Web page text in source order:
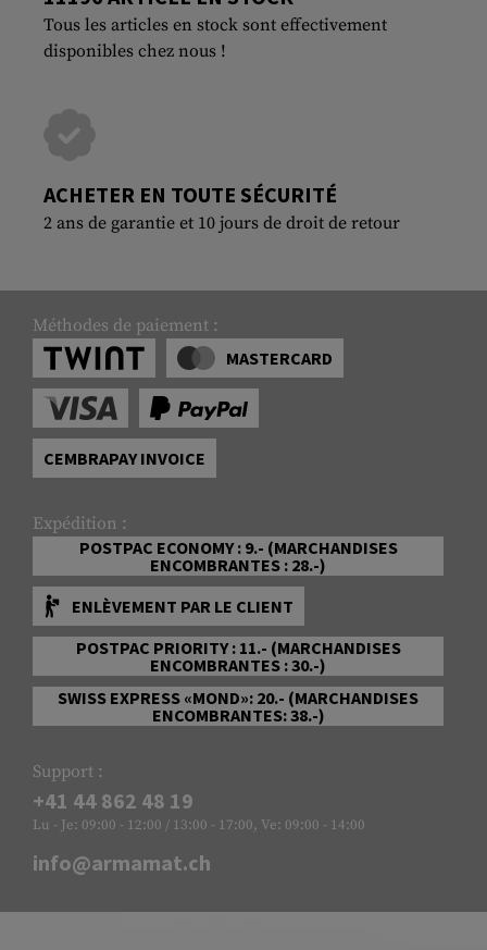
Tous les articles en stock sont effectivement
disponibles chez nous !
ACHETER EN TOUTE SÉCURITÉ
2 ans de garantie et 10 jours de droit de retour
Méthodes de paiement :
MASTERCARD
CEMBRAPAY INVOICE
Expédition :
POSTPAC ECONOMY : 9.- (MARCHANDISES
ENCOMBRANTES : 28.-)
ENLÈVEMENT PAR LE CLIENT
POSTPAC PRIORITY : 11.- (MARCHANDISES
ENCOMBRANTES : 30.-)
SWISS EXPRESS «MOND»: 20.- (MARCHANDISES
ENCOMBRANTES: 38.-)
Support :
+41 44 862 48 19
Lu - Je: 09:00 - 12:00 / 13:00 - 17:00, Ve: 09:00 - 14:00
info@armamat.ch